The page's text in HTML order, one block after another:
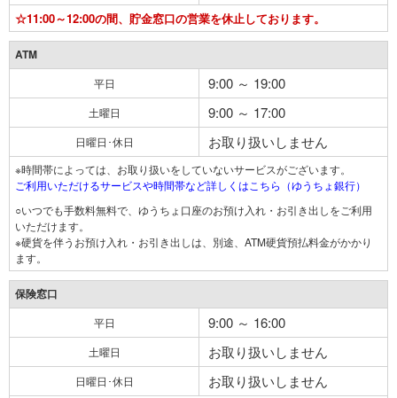
☆11:00～12:00の間、貯金窓口の営業を休止しております。
ATM
平日 9:00 ～ 19:00
土曜日 9:00 ～ 17:00
日曜日･休日 お取り扱いしません
※時間帯によっては、お取り扱いをしていないサービスがございます。
ご利用いただけるサービスや時間帯など詳しくはこちら（ゆうちょ銀行）
○いつでも手数料無料で、ゆうちょ口座のお預け入れ・お引き出しをご利用
いただけます。
※硬貨を伴うお預け入れ・お引き出しは、別途、ATM硬貨預払料金がかかり
ます。
保険窓口
平日 9:00 ～ 16:00
土曜日 お取り扱いしません
日曜日･休日 お取り扱いしません